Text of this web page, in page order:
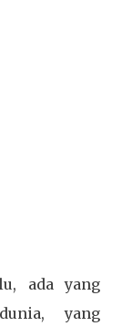
ada yang
yang